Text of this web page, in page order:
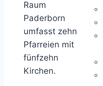
Raum
Paderborn
umfasst zehn
Pfarreien mit
fünfzehn
Kirchen.